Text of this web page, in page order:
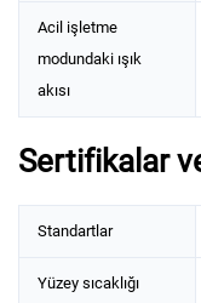
Acil işletme
modundaki ışık
akısı
Sertifikalar
Standartlar
Yüzey sıcaklığı